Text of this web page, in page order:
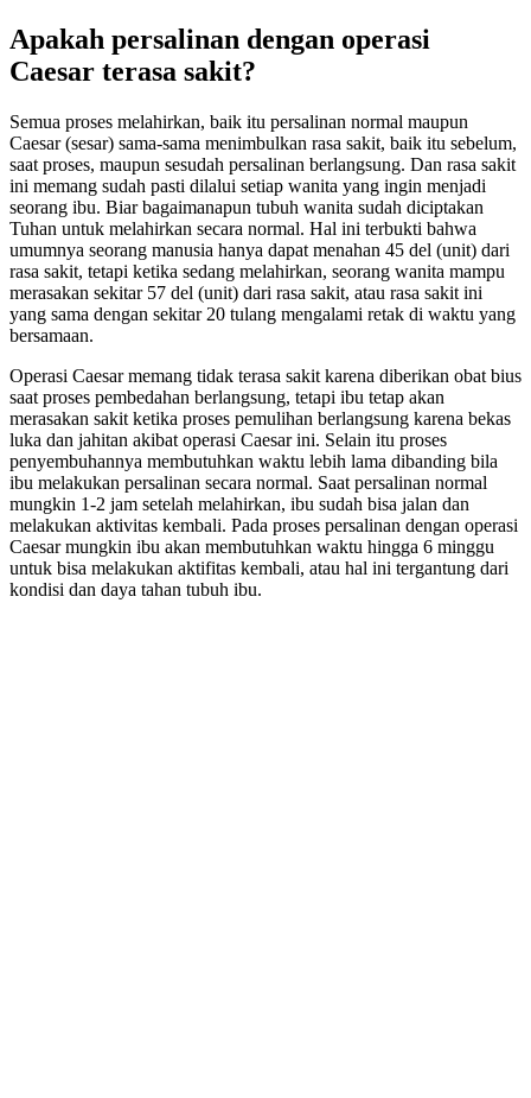
Apakah persalinan dengan operasi
Caesar terasa sakit?
Semua proses melahirkan, baik itu persalinan normal maupun
Caesar (sesar) sama-sama menimbulkan rasa sakit, baik itu sebelum,
saat proses, maupun sesudah persalinan berlangsung. Dan rasa sakit
ini memang sudah pasti dilalui setiap wanita yang ingin menjadi
seorang ibu. Biar bagaimanapun tubuh wanita sudah diciptakan
Tuhan untuk melahirkan secara normal. Hal ini terbukti bahwa
umumnya seorang manusia hanya dapat menahan 45 del (unit) dari
rasa sakit, tetapi ketika sedang melahirkan, seorang wanita mampu
merasakan sekitar 57 del (unit) dari rasa sakit, atau rasa sakit ini
yang sama dengan sekitar 20 tulang mengalami retak di waktu yang
bersamaan.
Operasi Caesar memang tidak terasa sakit karena diberikan obat bius
saat proses pembedahan berlangsung, tetapi ibu tetap akan
merasakan sakit ketika proses pemulihan berlangsung karena bekas
luka dan jahitan akibat operasi Caesar ini. Selain itu proses
penyembuhannya membutuhkan waktu lebih lama dibanding bila
ibu melakukan persalinan secara normal. Saat persalinan normal
mungkin 1-2 jam setelah melahirkan, ibu sudah bisa jalan dan
melakukan aktivitas kembali. Pada proses persalinan dengan operasi
Caesar mungkin ibu akan membutuhkan waktu hingga 6 minggu
untuk bisa melakukan aktifitas kembali, atau hal ini tergantung dari
kondisi dan daya tahan tubuh ibu.